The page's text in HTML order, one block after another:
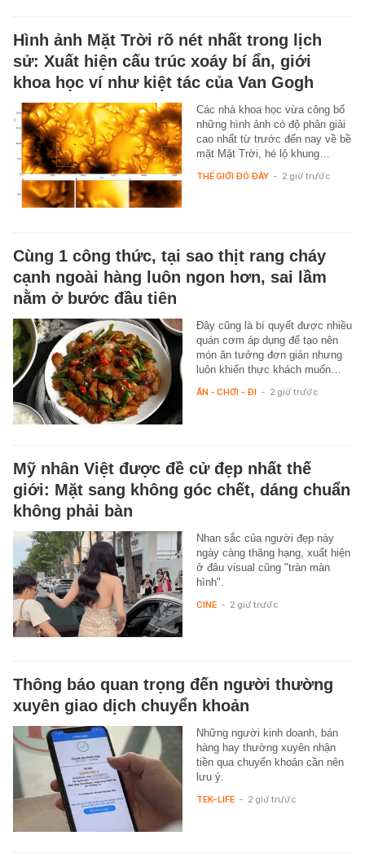
Hình ảnh Mặt Trời rõ nét nhất trong lịch
sử: Xuất hiện cấu trúc xoáy bí ẩn, giới
khoa học ví như kiệt tác của Van Gogh
Các nhà khoa học vừa công bố
những hình ảnh có độ phân giải
cao nhất từ trước đến nay về bề
mặt Mặt Trời, hé lộ khung…
THẾ GIỚI ĐÓ ĐÂY - 2 giờ trước
Cùng 1 công thức, tại sao thịt rang cháy
cạnh ngoài hàng luôn ngon hơn, sai lầm
nằm ở bước đầu tiên
Đây cũng là bí quyết được nhiều
quán cơm áp dụng để tạo nên
món ăn tưởng đơn giản nhưng
luôn khiến thực khách muốn…
ĂN - CHƠI - ĐI - 2 giờ trước
Mỹ nhân Việt được đề cử đẹp nhất thế
giới: Mặt sang không góc chết, dáng chuẩn
không phải bàn
Nhan sắc của người đẹp này
ngày càng thăng hạng, xuất hiện
ở đâu visual cũng "tràn màn
hình".
CINE - 2 giờ trước
Thông báo quan trọng đến người thường
xuyên giao dịch chuyển khoản
Những người kinh doanh, bán
hàng hay thường xuyên nhận
tiền qua chuyển khoản cần nên
lưu ý.
TEK-LIFE - 2 giờ trước